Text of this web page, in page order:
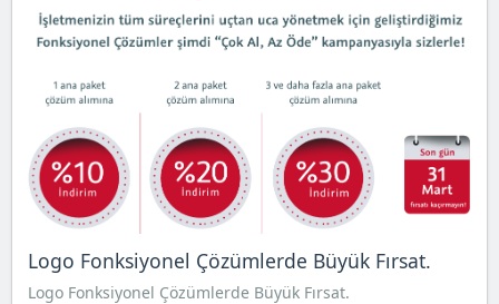
Logo Fonksiyonel Çözümlerde Büyük Fırsat.
Logo Fonksiyonel Çözümlerde Büyük Fırsat.